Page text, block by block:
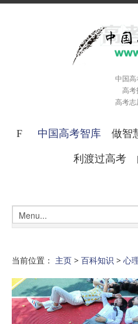
中国
高考
高考志
中国高考智库做智
利渡过高考
当前位置： 主页 > 百科知识 > 心